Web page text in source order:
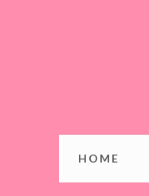
HOME